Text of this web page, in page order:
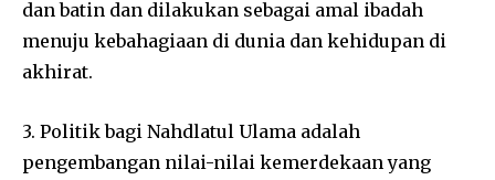
dan batin dan dilakukan sebagai amal ibadah
menuju kebahagiaan di dunia dan kehidupan di
akhirat.
3. Politik bagi Nahdlatul Ulama adalah
pengembangan nilai-nilai kemerdekaan yang